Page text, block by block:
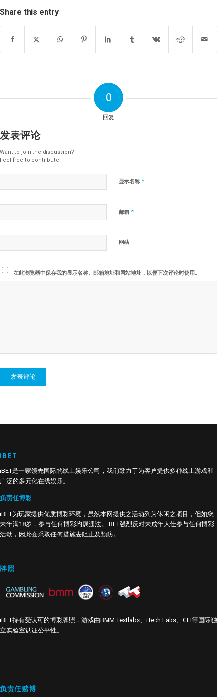
iBET账户地址一致。
全协议完全符合马耳他博彩管理局许可证（MGA/B2C/748/2019）
的数据保护要求。我们绝不会要求您通过电子邮件或WhatsApp发送
MyKad等敏感文件，请务必使用您账户内的安全上传功能。
Share this entry
0
回复
发表评论
Want to join the discussion?
Feel free to contribute!
显示名称 *
邮箱 *
网站
在此浏览器中保存我的显示名称、邮箱地址和网站地址，以便下次评论时使用。
iBET
iBET是一家领先国际的线上娱乐公司，我们致力于为客户提供多种线上游戏和
广泛的多元化在线娱乐。
负责任博彩
iBET为玩家提供优质博彩环境，虽然本网提供之活动列为休闲之项目，但如您
未年满18岁，参与任何博彩均属违法。iBET强烈反对未成年人仕参与任何博彩
活动，因此会采取任何措施去阻止及预防。
牌照
iBET持有受认可的博彩牌照，游戏由BMM Testlabs、iTech Labs、GLI等国际独
立实验室认证公平性。
负责任赌博